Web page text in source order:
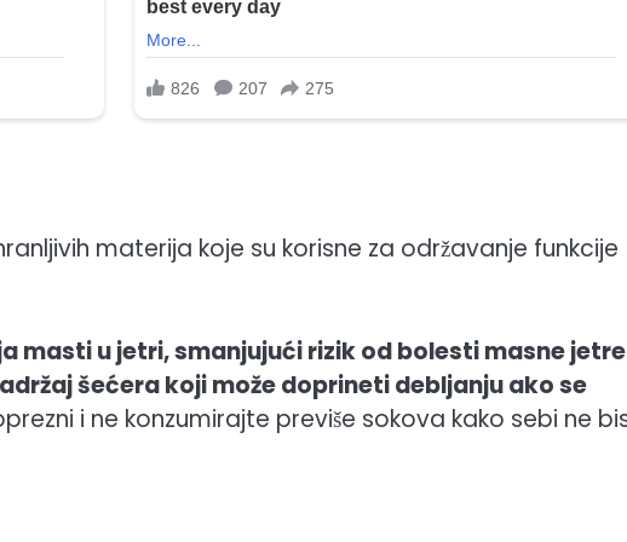
materija koje su korisne za održavanje funkcije
masti u jetri, smanjujući rizik od bolesti masne
šećera koji može doprineti debljanju ako se
i ne konzumirajte previše sokova kako sebi ne